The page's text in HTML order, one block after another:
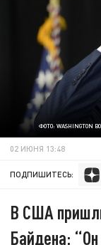
ФОТО: WASHINGTON
02 ИЮНЯ 13:48
ПОДПИШИТЕСЬ:
В США
Байдена: